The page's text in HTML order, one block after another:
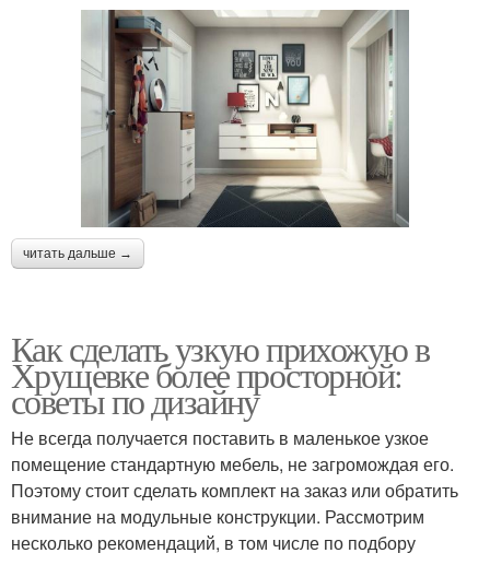
читать дальше →
Как сделать узкую прихожую в
Хрущевке более просторной:
советы по дизайну
Не всегда получается поставить в маленькое узкое
помещение стандартную мебель, не загромождая его.
Поэтому стоит сделать комплект на заказ или обратить
внимание на модульные конструкции. Рассмотрим
несколько рекомендаций, в том числе по подбору